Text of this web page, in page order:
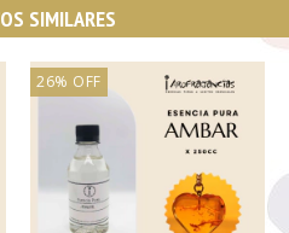
SIMILARES
26% OFF